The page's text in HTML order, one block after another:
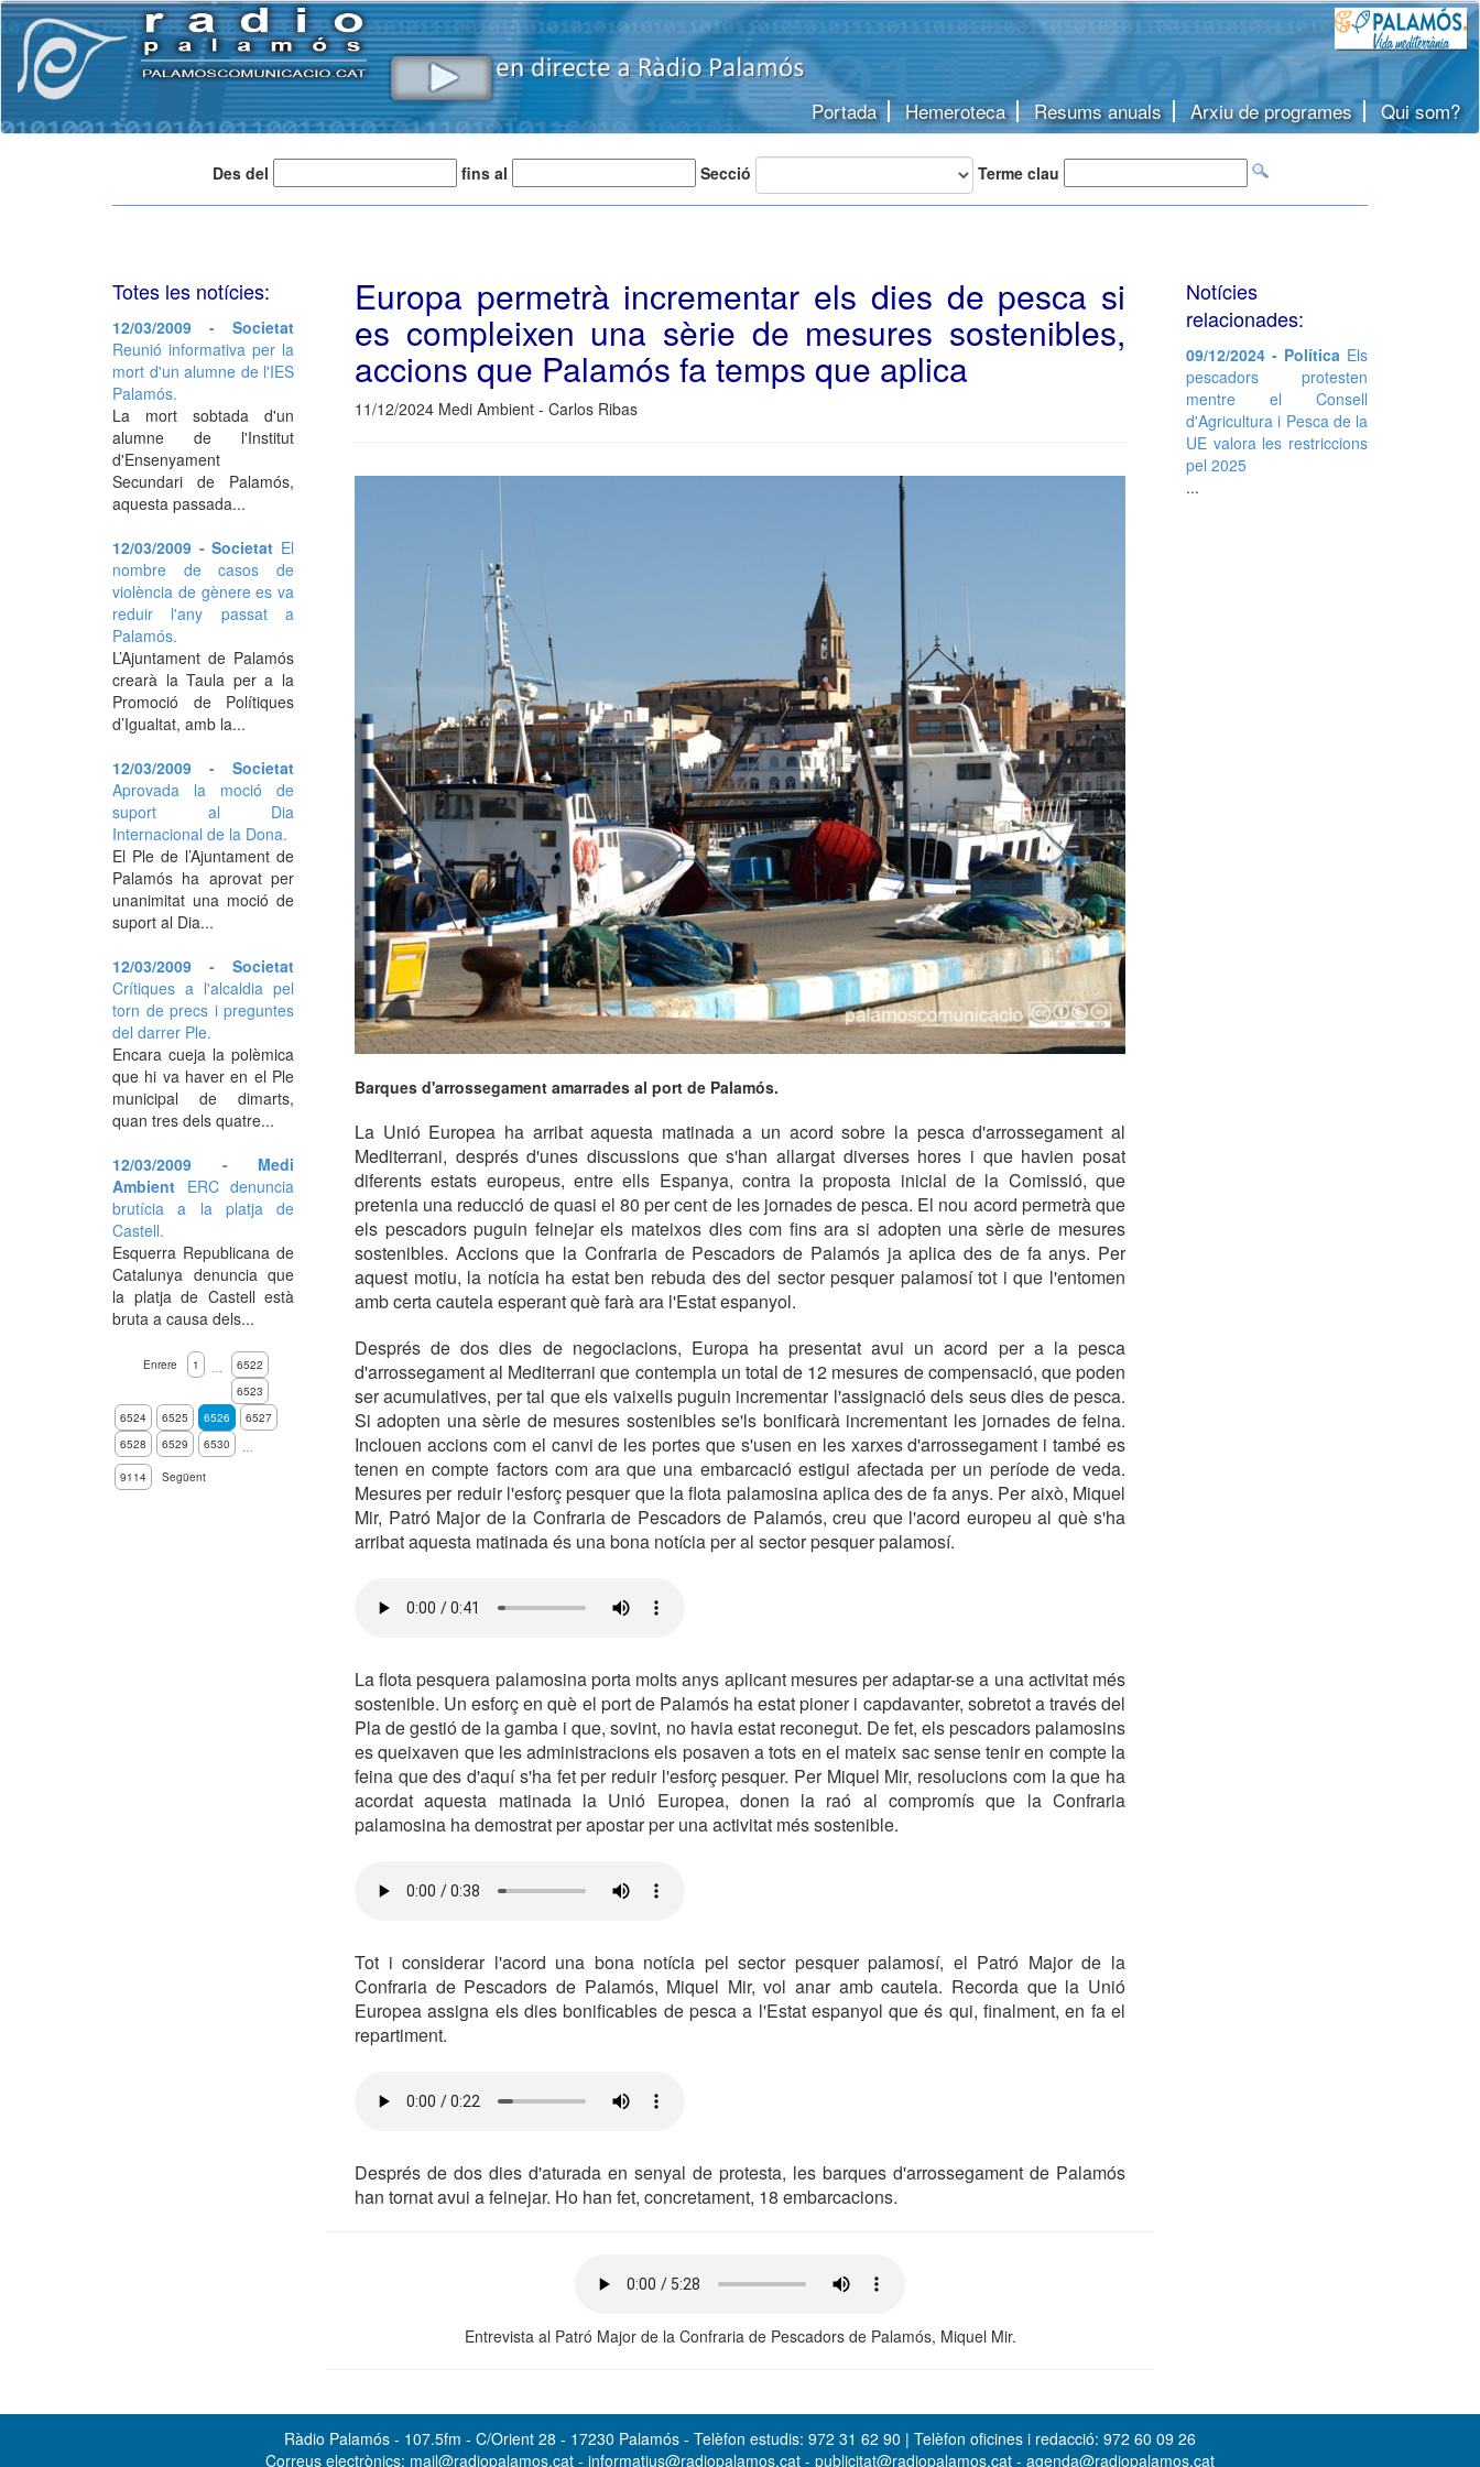
Portada Hemeroteca Resums anuals Arxiu de programes Qui som?
Des del fins al Secció Terme clau
Europa permetrà incrementar els dies de pesca si
es compleixen una sèrie de mesures sostenibles,
accions que Palamós fa temps que aplica
11/12/2024 Medi Ambient - Carlos Ribas
Barques d'arrossegament amarrades al port de Palamós.
La Unió Europea ha arribat aquesta matinada a un acord sobre la pesca d'arrossegament al
Mediterrani, després d'unes discussions que s'han allargat diverses hores i que havien posat
diferents estats europeus, entre ells Espanya, contra la proposta inicial de la Comissió, que
pretenia una reducció de quasi el 80 per cent de les jornades de pesca. El nou acord permetrà que
els pescadors puguin feinejar els mateixos dies com fins ara si adopten una sèrie de mesures
sostenibles. Accions que la Confraria de Pescadors de Palamós ja aplica des de fa anys. Per
aquest motiu, la notícia ha estat ben rebuda des del sector pesquer palamosí tot i que l'entomen
amb certa cautela esperant què farà ara l'Estat espanyol.
Després de dos dies de negociacions, Europa ha presentat avui un acord per a la pesca
d'arrossegament al Mediterrani que contempla un total de 12 mesures de compensació, que poden
ser acumulatives, per tal que els vaixells puguin incrementar l'assignació dels seus dies de pesca.
Si adopten una sèrie de mesures sostenibles se'ls bonificarà incrementant les jornades de feina.
Inclouen accions com el canvi de les portes que s'usen en les xarxes d'arrossegament i també es
tenen en compte factors com ara que una embarcació estigui afectada per un període de veda.
Mesures per reduir l'esforç pesquer que la flota palamosina aplica des de fa anys. Per això, Miquel
Mir, Patró Major de la Confraria de Pescadors de Palamós, creu que l'acord europeu al què s'ha
arribat aquesta matinada és una bona notícia per al sector pesquer palamosí.
La flota pesquera palamosina porta molts anys aplicant mesures per adaptar-se a una activitat més
sostenible. Un esforç en què el port de Palamós ha estat pioner i capdavanter, sobretot a través del
Pla de gestió de la gamba i que, sovint, no havia estat reconegut. De fet, els pescadors palamosins
es queixaven que les administracions els posaven a tots en el mateix sac sense tenir en compte la
feina que des d'aquí s'ha fet per reduir l'esforç pesquer. Per Miquel Mir, resolucions com la que ha
acordat aquesta matinada la Unió Europea, donen la raó al compromís que la Confraria
palamosina ha demostrat per apostar per una activitat més sostenible.
Tot i considerar l'acord una bona notícia pel sector pesquer palamosí, el Patró Major de la
Confraria de Pescadors de Palamós, Miquel Mir, vol anar amb cautela. Recorda que la Unió
Europea assigna els dies bonificables de pesca a l'Estat espanyol que és qui, finalment, en fa el
repartiment.
Després de dos dies d'aturada en senyal de protesta, les barques d'arrossegament de Palamós
han tornat avui a feinejar. Ho han fet, concretament, 18 embarcacions.
Entrevista al Patró Major de la Confraria de Pescadors de Palamós, Miquel Mir.
Totes les notícies:
12/03/2009 - Societat
Reunió informativa per la
mort d'un alumne de l'IES
Palamós.
La mort sobtada d'un
alumne de l'Institut
d'Ensenyament
Secundari de Palamós,
aquesta passada...
12/03/2009 - Societat El
nombre de casos de
violència de gènere es va
reduir l'any passat a
Palamós.
L’Ajuntament de Palamós
crearà la Taula per a la
Promoció de Polítiques
d’Igualtat, amb la...
12/03/2009 - Societat
Aprovada la moció de
suport al Dia
Internacional de la Dona.
El Ple de l’Ajuntament de
Palamós ha aprovat per
unanimitat una moció de
suport al Dia...
12/03/2009 - Societat
Crítiques a l'alcaldia pel
torn de precs i preguntes
del darrer Ple.
Encara cueja la polèmica
que hi va haver en el Ple
municipal de dimarts,
quan tres dels quatre...
12/03/2009 - Medi
Ambient ERC denuncia
brutícia a la platja de
Castell.
Esquerra Republicana de
Catalunya denuncia que
la platja de Castell està
bruta a causa dels...
Enrere 1 …
6522
6523
6524
6525 6526
6527
6528
6529 6530
…
9114
Següent
Notícies
relacionades:
09/12/2024 - Política Els
pescadors protesten
mentre el Consell
d'Agricultura i Pesca de la
UE valora les restriccions
pel 2025
...
Ràdio Palamós - 107.5fm - C/Orient 28 - 17230 Palamós - Telèfon estudis: 972 31 62 90 | Telèfon oficines i redacció: 972 60 09 26
Correus electrònics: mail@radiopalamos.cat - informatius@radiopalamos.cat - publicitat@radiopalamos.cat - agenda@radiopalamos.cat